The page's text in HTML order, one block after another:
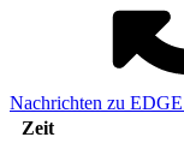
Nachrichten zu
Zeit